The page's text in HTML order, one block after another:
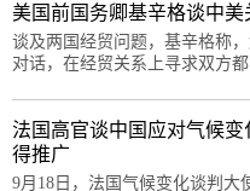
美国前国务卿基辛格谈中美
谈及两国经贸问题，基辛格称
对话，在经贸关系上寻求双方都
法国高官谈中国应对气候
得推广
9月18日，法国气候变化谈判